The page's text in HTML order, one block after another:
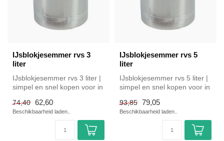
IJsblokjesemmer rvs 3
liter
IJsblokjesemmer rvs 3 liter |
simpel en snel kopen voor in
74,40 62,60
Beschikbaarheid laden..
IJsblokjesemmer rvs 5
liter
IJsblokjesemmer rvs 5 liter |
simpel en snel kopen voor in
93,85 79,05
Beschikbaarheid laden..